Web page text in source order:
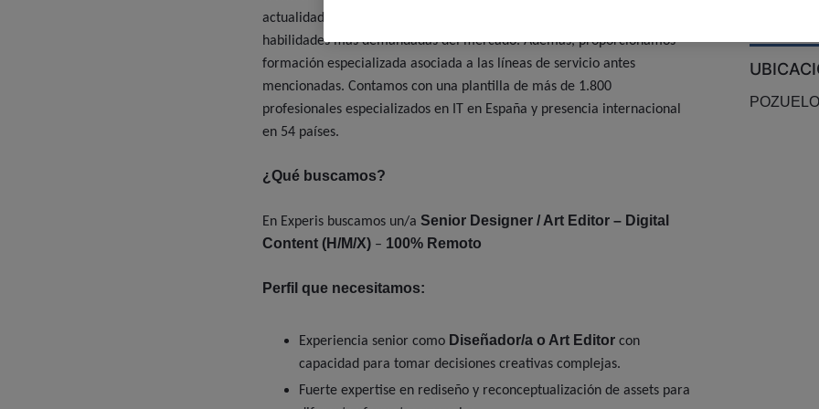
actualidad combinamos nuestras soluciones tecnológicas con las
habilidades más demandadas del mercado. Además, proporcionamos
formación especializada asociada a las líneas de servicio antes
mencionadas. Contamos con una plantilla de más de 1.800
profesionales especializados en IT en España y presencia internacional
en 54 países.
¿Qué buscamos?
En Experis buscamos un/a Senior Designer / Art Editor – Digital
Content (H/M/X)– 100% Remoto
Perfil que necesitamos:
Experiencia senior como Diseñador/a o Art Editorcon
capacidad para tomar decisiones creativas complejas.
Fuerte expertise en rediseño y reconceptualización de assets para